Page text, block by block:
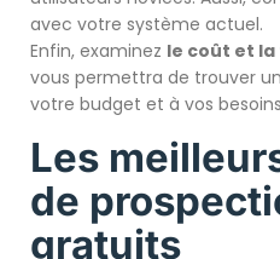
avec votre système actuel.
Enfin, examinez le coût et
vous permettra de trouver
votre budget et à vos
Les
de
gratuits